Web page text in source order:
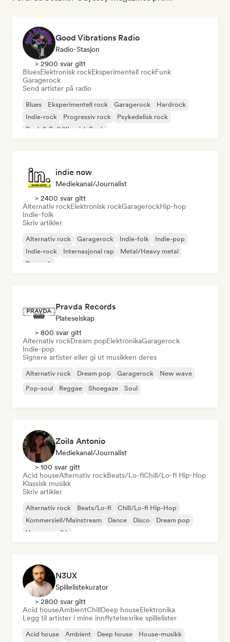
Good Vibrations Radio
Radio-Stasjon
> 2900 svar gitt
BluesElektronisk rockEksperimentell rockFunk
Garagerock
Send artister på radio
Blues Eksperimentell rock Garagerock
Hardrock
Indie-rock
Progressiv rock
Psykedelisk rock
Rock & Roll/Klassisk Rock
indie now
Mediekanal/journalist
> 2400 svar gitt
Alternativ rockElektronisk rockGaragerockHip-hop
Indie-folk
Skriv artikler
Alternativ rock Garagerock Indie-folk
Indie-pop
Indie-rock
Internasjonal rap
Metal/Heavy metal
Poprock
Pravda Records
Plateselskap
> 800 svar gitt
Alternativ rockDream popElektronikaGaragerock
Indie-pop
Signere artister eller gi ut musikken deres
Alternativ rock Dream pop Garagerock
New wave
Pop-soul
Reggae Shoegaze Soul
Zoila Antonio
Mediekanal/journalist
> 100 svar gitt
Acid houseAlternativ rockBeats/Lo-fiChill/Lo-fi Hip-Hop
Klassisk musikk
Skriv artikler
Alternativ rock Beats/Lo-fi
Chill/Lo-fi Hip-Hop
Kommersiell/Mainstream
Dance Disco
Dream pop
House-musikk
N3UX
Spillelistekurator
> 2800 svar gitt
Acid houseAmbientChillDeep houseElektronika
Legg til artister i mine innflytelsesrike spillelister
Acid house Ambient Deep house
House-musikk